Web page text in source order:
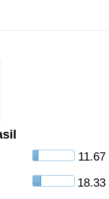
11.67
18.33